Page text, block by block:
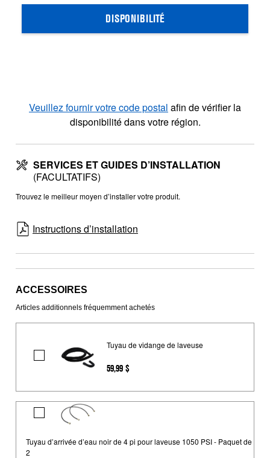
DISPONIBILITÉ
Veuillez fournir votre code postal afin de vérifier la
disponibilité dans votre région.
SERVICES ET GUIDES D’INSTALLATION
(FACULTATIFS)
Trouvez le meilleur moyen d’installer votre produit.
Instructions d’installation
ACCESSOIRES
Articles additionnels fréquemment achetés
Tuyau
de
laveuse
Tuyau de vidange de laveuse
59,99 $
Tuyau
d’arrivée
d’eau
Tuyau d’arrivée d’eau noir de 4 pi pour laveuse 1050 PSI - Paquet de
2